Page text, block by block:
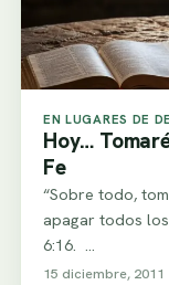
EN LUGARES DE
Hoy…
Fe
“Sobre todo,
apagar todos
6:16. …
15 diciembre, 2011